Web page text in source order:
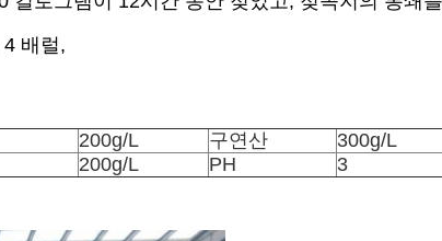
배럴,
200g/L 구연산
300g/L
200g/L PH 3